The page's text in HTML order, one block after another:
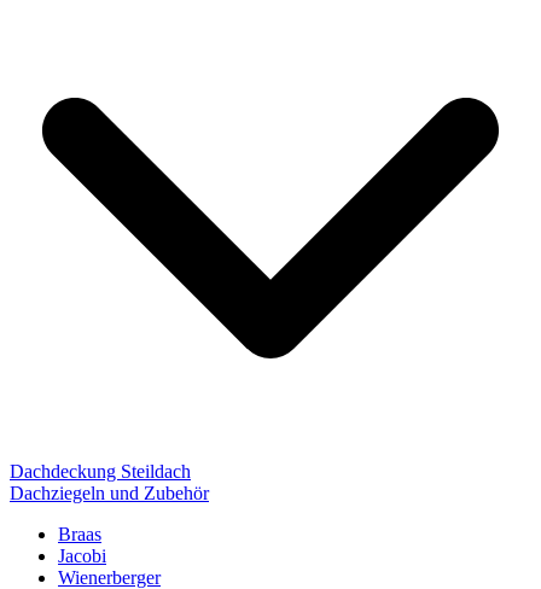
Dachdeckung Steildach
Dachziegeln und Zubehör
Braas
Jacobi
Wienerberger